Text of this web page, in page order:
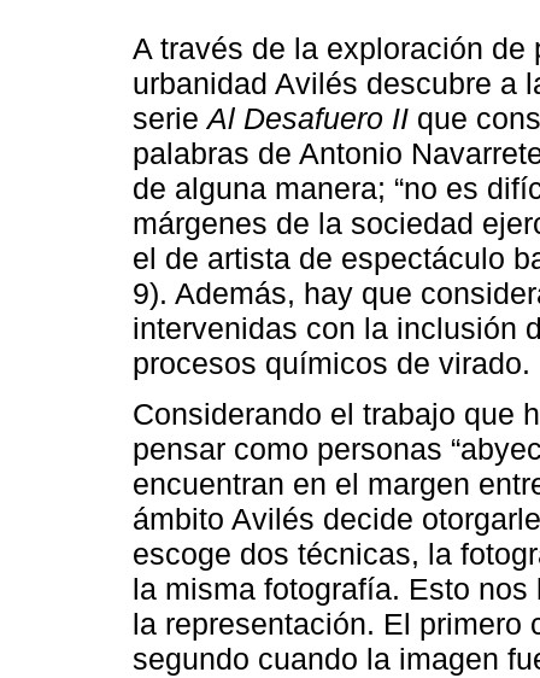
A través de la exploración de
urbanidad Avilés descubre a
serieAl Desafuero II que
palabras de Antonio
de alguna manera; “no es
márgenes de la sociedad
el de artista de espectáculo
9). Además, hay que
intervenidas con la inclusión
procesos químicos de virado.
Considerando el trabajo que
pensar como personas
encuentran en el margen
ámbito Avilés decide
escoge dos técnicas, la
la misma fotografía. Esto
la representación. El primero
segundo cuando la imagen